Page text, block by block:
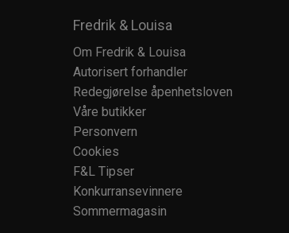
Fredrik & Louisa
Om Fredrik & Louisa
Autorisert forhandler
Redegjørelse åpenhetsloven
Våre butikker
Personvern
Cookies
F&L Tipser
Konkurransevinnere
Sommermagasin